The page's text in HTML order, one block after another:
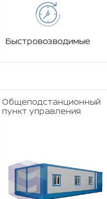
Быстровозводимые
Общеподстанционный
пункт управления